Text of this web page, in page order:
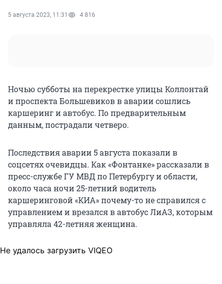
5 августа 2023, 11:31 4 816
Ночью субботы на перекрестке улицы Коллонтай
и проспекта Большевиков в аварии сошлись
каршеринг и автобус. По предварительным
данным, пострадали четверо.
Последствия аварии 5 августа показали в
соцсетях очевидцы. Как «Фонтанке» рассказали в
пресс-службе ГУ МВД по Петербургу и области,
около часа ночи 25-летний водитель
каршеринговой «КИА» почему-то не справился с
управлением и врезался в автобус ЛиАЗ, которым
управляла 42-летняя женщина.
Не удалось загрузить VIQEO